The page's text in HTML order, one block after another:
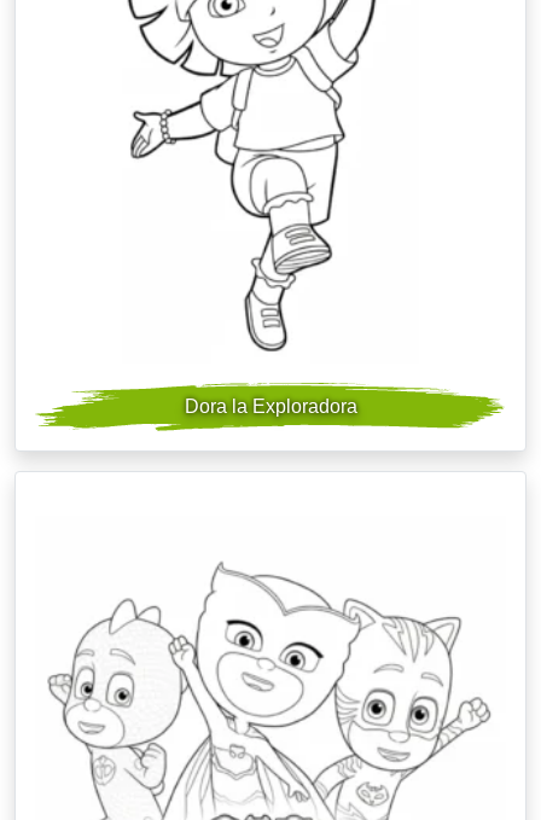
Dora la Exploradora